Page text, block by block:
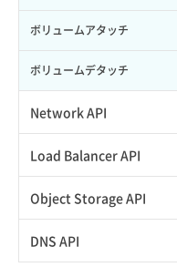
ボリュームアタッチ
ボリュームデタッチ
Network API
QoSポリシー一覧取得
QoSポリシー詳細取得
サブネット一覧取得
Load Balancer API
プール一覧取得
プール作成
Object Storage API
Web公開
DNS API